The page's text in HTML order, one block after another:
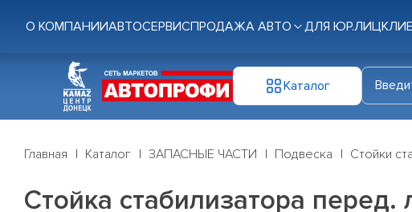
О КОМПАНИИАВТОСЕРВИСПРОДАЖА АВТО ДЛЯ ЮР.ЛИЦ
Каталог
Главная Каталог ЗАПАСНЫЕ ЧАСТИ Подвеска Стойки
Стойка стабилизатора перед.